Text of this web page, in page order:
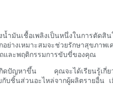
ำมันเชื้อเพลิงเป็นหนึ่งในการตัด
างเหมาะสมจะช่วยรักษาสุขภา
และพฤติกรรมการขับขี่ของคุณ
กิดปัญหาขึ้น คุณจะได้เรียนรู้เกี่ย
บชิ้นส่วนอะไหล่จากผู้ผลิตรายอื่